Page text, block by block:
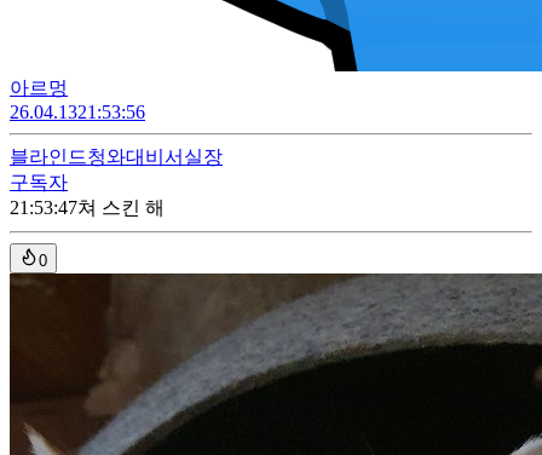
아르멍
26.04.1321:53:56
블라인드청와대비서실장
구독자
21:53:47쳐 스킨 해
0